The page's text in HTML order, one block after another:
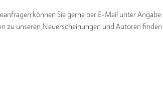
können Sie gerne per E-Mail unter
zu unseren Neuerscheinungen und Autoren